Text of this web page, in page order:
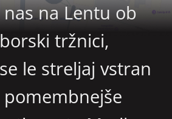
na Lentu ob
tržnici,
le streljaj vstran